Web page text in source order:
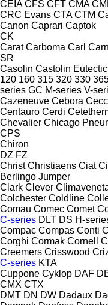
CEIA CFS CFT CMA
CRC Evans CTA CTM
Canon Caprari Captok
CK
Carat Carboma Carl
SR
Casolin Castolin Eutectic
120 160 315 320 330
series GC M-series V-
Cazeneuve Cebora
Centauro Cerdi
Chevalier Chicago
CPS
Chiron
DZ FZ
Christ Christiaens Ciat
Berlingo Jumper
Clark Clever
Colchester Coldline
Comau Comec Comet
C-series DLT DS H-
Compac Compas Conti
Corghi Cormak Cornell
Creemers Crisswood
C-series KTA
Cuppone Cyklop DAF
CMX CTX
DMT DN DW Dadaux